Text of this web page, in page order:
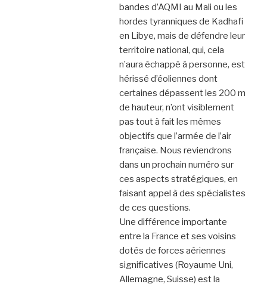
bandes d’AQMI au Mali ou les
hordes tyranniques de Kadhafi
en Libye, mais de défendre leur
territoire national, qui, cela
n’aura échappé à personne, est
hérissé d’éoliennes dont
certaines dépassent les 200 m
de hauteur, n’ont visiblement
pas tout à fait les mêmes
objectifs que l’armée de l’air
française. Nous reviendrons
dans un prochain numéro sur
ces aspects stratégiques, en
faisant appel à des spécialistes
de ces questions.
Une différence importante
entre la France et ses voisins
dotés de forces aériennes
significatives (Royaume Uni,
Allemagne, Suisse) est la